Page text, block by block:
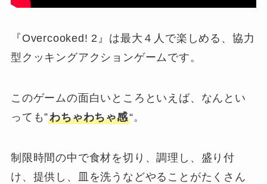
『Overcooked! 2』は最大４人で楽しめる、協力
型クッキングアクションゲームです。
このゲームの面白いところといえば、なんとい
っても”わちゃわちゃ感“。
制限時間の中で食材を切り、調理し、盛り付
け、提供し、皿を洗うなどやることがたくさん